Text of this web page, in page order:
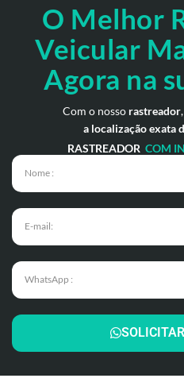
O Melhor
Veicular
Agora na
Com o nosso rastreador
a localização exata
RASTREADOR COM